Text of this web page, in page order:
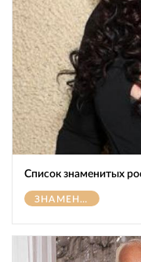
Список знаменитых
ЗНАМЕНИТОСТИ